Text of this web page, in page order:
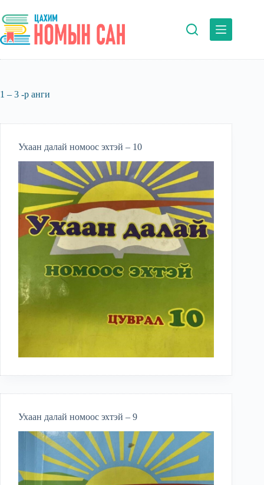
to
content
1 – 3 -р анги
Ухаан далай номоос эхтэй – 10
Ухаан далай номоос эхтэй – 9